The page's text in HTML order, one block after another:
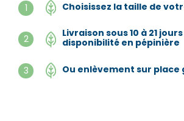
1 Choisissez la taille de
2
Livraison sous 10 à 21
disponibilité en pépinière
3 Ou enlèvement sur